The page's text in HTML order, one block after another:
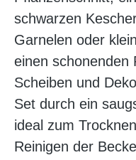
schwarzen
Garnelen oder
einen schonenden
Scheiben und
Set durch ein
ideal zum
Reinigen der